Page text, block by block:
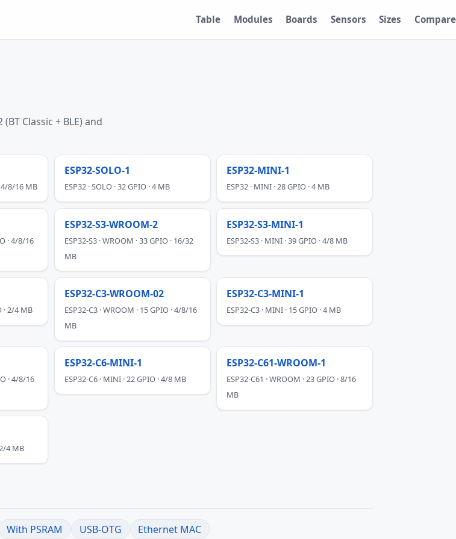
Table Modules Boards Sensors Sizes Compare
Classic + BLE) and
4/8/16 MB
ESP32-SOLO-1
ESP32 · SOLO · 32 GPIO · 4 MB
ESP32-MINI-1
ESP32 · MINI · 28 GPIO · 4 MB
· 4/8/16
ESP32-S3-WROOM-2
ESP32-S3 · WROOM · 33 GPIO · 16/32
MB
ESP32-S3-MINI-1
ESP32-S3 · MINI · 39 GPIO · 4/8 MB
· 2/4 MB
ESP32-C3-WROOM-02
ESP32-C3 · WROOM · 15 GPIO · 4/8/16
MB
ESP32-C3-MINI-1
ESP32-C3 · MINI · 15 GPIO · 4 MB
· 4/8/16
ESP32-C6-MINI-1
ESP32-C6 · MINI · 22 GPIO · 4/8 MB
ESP32-C61-WROOM-1
ESP32-C61 · WROOM · 23 GPIO · 8/16
MB
4 MB
With PSRAM USB-OTG Ethernet MAC